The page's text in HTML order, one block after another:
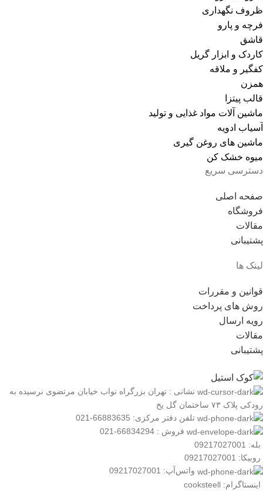
ظروف نگهداری
فرچه و پارو
قاشق
کاردک و ابزار گریل
کفگیر و ملاقه
همزن
قالب پیتزا
ماشین آلات مواد غذایی و تولید
آسیاب ادویه
ماشین های روغن گیری
میوه خشک کن
دسترسی سریع
صفحه اصلی
فروشگاه
مقالات
پشتیبانی
لینک ها
قوانین و مقررات
روش های پرداخت
رویه ارسال
مقالات
پشتیبانی
نشانی : تهران بزرگراه نواب خیابان مرتضوی نرسیده به
رودکی پلاک ۷۳ ساختمان گل یخ
تلفن دفتر مرکزی: 66883635-021
فروش : 66834294-021
بله: 09217027001
روبیکا: 09217027001
واتس‌آپ: 09217027001
اینستاگرام: cooksteell